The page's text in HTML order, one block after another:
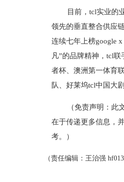
目前，tcl实业的
领先的垂直整合供应
连续七年上榜google
凡”的品牌精神，tcl
者杯、澳洲第一体育
队、好莱坞tcl中国大
（免责声明：
在于传递更多信息，
考。）
（责任编辑：王治强 hf013